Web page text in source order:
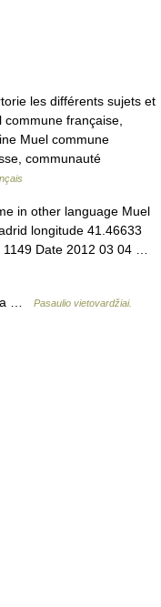
les différents sujets et
française,
Muel commune
communauté
in other language Muel
longitude 41.46633
1149 Date 2012 03 04 …
…
Pasaulio vietovardžiai.